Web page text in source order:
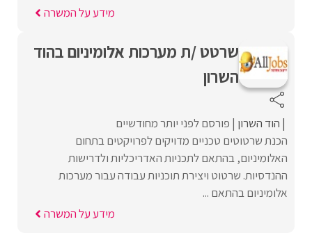
מידע על המשרה
שרטט /ת מערכות אלומיניום בהוד
השרון
הוד השרון פורסם לפני יותר מחודשיים
הכנת שרטוטים טכניים מדויקים לפרויקטים בתחום
האלומיניום, בהתאם לתכניות האדריכליות ולדרישות
ההנדסיות. שרטוט ויצירת תוכניות עבודה עבור מערכות
אלומיניום בהתאם ...
מידע על המשרה